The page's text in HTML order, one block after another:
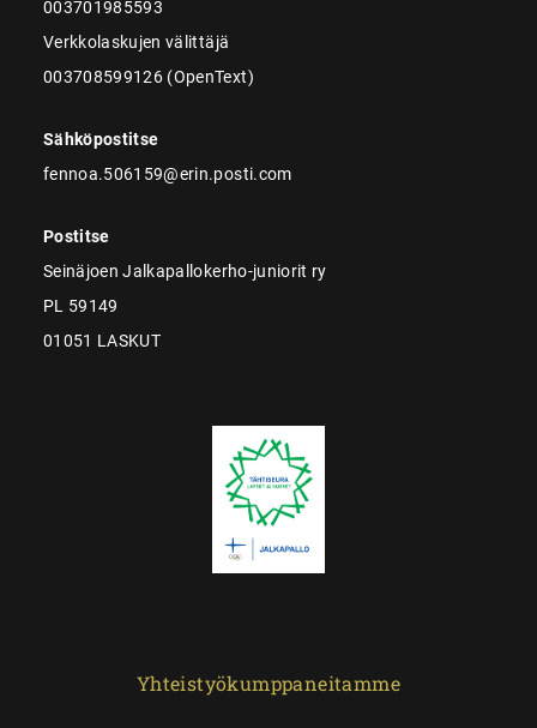
003701985593
Verkkolaskujen välittäjä
003708599126 (OpenText)
Sähköpostitse
fennoa.506159@erin.posti.com
Postitse
Seinäjoen Jalkapallokerho-juniorit ry
PL 59149
01051 LASKUT
Yhteistyökumppaneitamme